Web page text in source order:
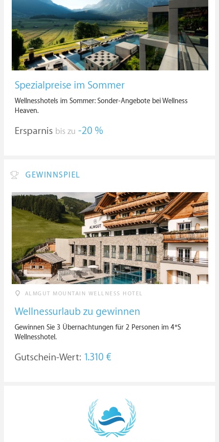
Spezialpreise im Sommer
Wellnesshotels im Sommer: Sonder-Angebote bei Wellness
Heaven.
Ersparnis bis zu -20 %
GEWINNSPIEL
ALMGUT MOUNTAIN WELLNESS HOTEL
Wellnessurlaub zu gewinnen
Gewinnen Sie 3 Übernachtungen für 2 Personen im 4*S
Wellnesshotel.
Gutschein-Wert: 1.310 €